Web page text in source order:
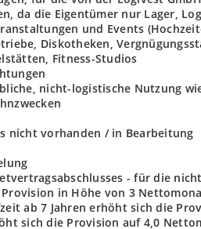
da die Eigentümer nur Lager,
und Events
Diskotheken,
Fitness-Studios
nicht-logistische Nutzung
nicht vorhanden / in Bearbeitung
- für die
in Höhe von 3
ab 7 Jahren erhöht sich die
sich die Provision auf 4,0